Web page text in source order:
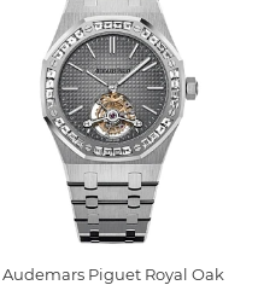
Audemars Piguet Royal Oak